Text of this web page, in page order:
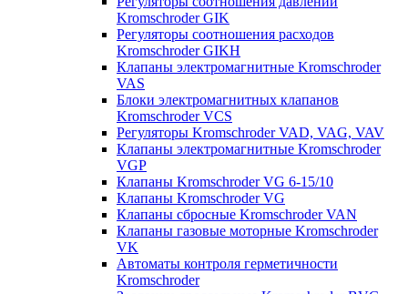
Kromschroder GIK
Регуляторы соотношения расходов
Kromschroder GIKH
Клапаны электромагнитные Kromschroder
VAS
Блоки электромагнитных клапанов
Kromschroder VCS
Регуляторы Kromschroder VAD, VAG, VAV
Клапаны электромагнитные Kromschroder
VGP
Клапаны Kromschroder VG 6-15/10
Клапаны Kromschroder VG
Клапаны сбросные Kromschroder VAN
Клапаны газовые моторные Kromschroder
VK
Автоматы контроля герметичности
Kromschroder